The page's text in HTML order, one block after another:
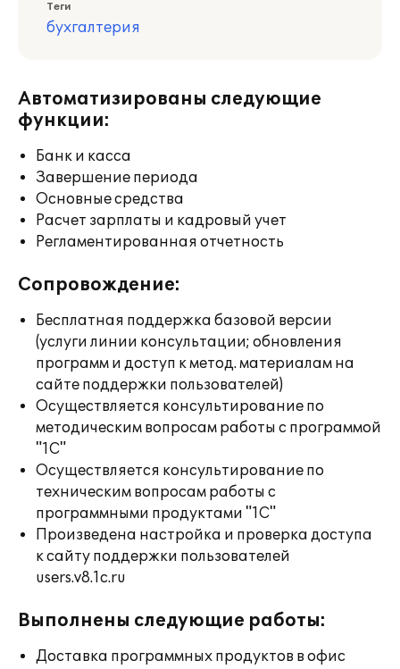
Теги
бухгалтерия
Автоматизированы следующие
функции:
Банк и касса
Завершение периода
Основные средства
Расчет зарплаты и кадровый учет
Регламентированная отчетность
Сопровождение:
Бесплатная поддержка базовой версии
(услуги линии консультации; обновления
программ и доступ к метод. материалам на
сайте поддержки пользователей)
Осуществляется консультирование по
методическим вопросам работы с программой
"1С"
Осуществляется консультирование по
техническим вопросам работы с
программными продуктами "1С"
Произведена настройка и проверка доступа
к сайту поддержки пользователей
users.v8.1c.ru
Выполнены следующие работы:
Доставка программных продуктов в офис